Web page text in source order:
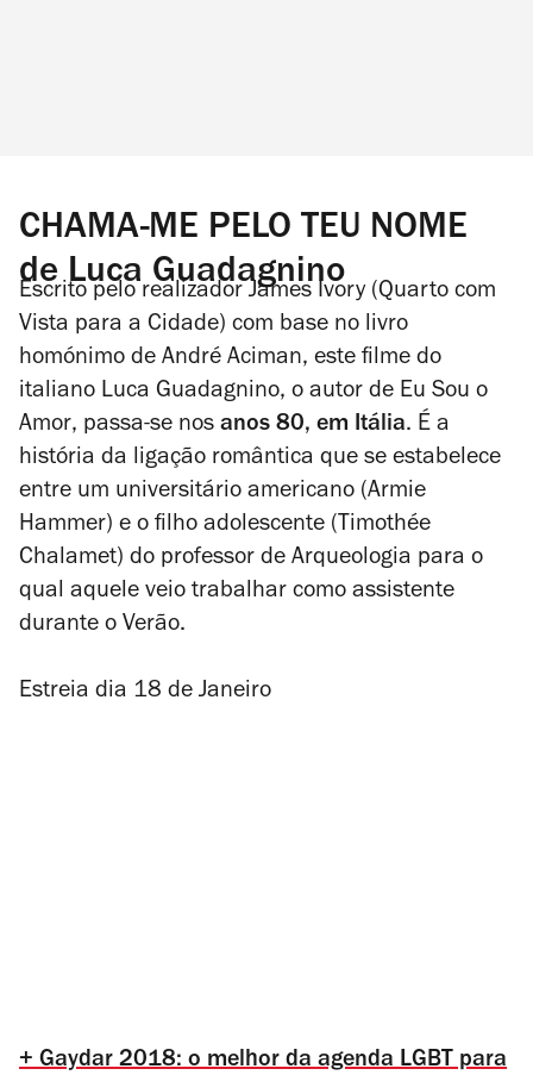
CHAMA-ME PELO TEU NOME
de Luca Guadagnino
Escrito pelo realizador James Ivory (Quarto com
Vista para a Cidade) com base no livro
homónimo de André Aciman, este filme do
italiano Luca Guadagnino, o autor de Eu Sou o
Amor, passa-se nos anos 80, em Itália. É a
história da ligação romântica que se estabelece
entre um universitário americano (Armie
Hammer) e o filho adolescente (Timothée
Chalamet) do professor de Arqueologia para o
qual aquele veio trabalhar como assistente
durante o Verão.
Estreia dia 18 de Janeiro
+ Gaydar 2018: o melhor da agenda LGBT para